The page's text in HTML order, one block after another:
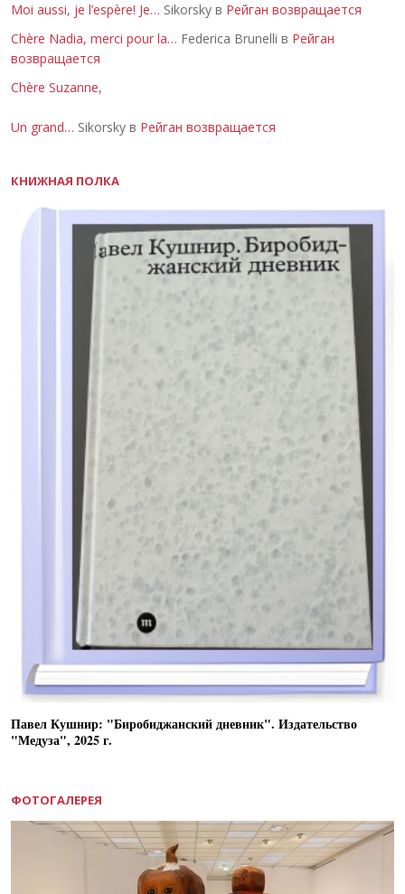
Moi aussi, je l’espère! Je… Sikorsky в Рейган возвращается
Chère Nadia, merci pour la… Federica Brunelli в Рейган
возвращается
Chère Suzanne,
Un grand… Sikorsky в Рейган возвращается
КНИЖНАЯ ПОЛКА
Павел Кушнир: "Биробиджанский дневник". Издательство
"Медуза", 2025 г.
ФОТОГАЛЕРЕЯ